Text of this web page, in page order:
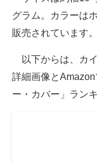
グラム。カラーは
販売されています。
以下からは、カイ
詳細画像と
ー・カバー」ラン